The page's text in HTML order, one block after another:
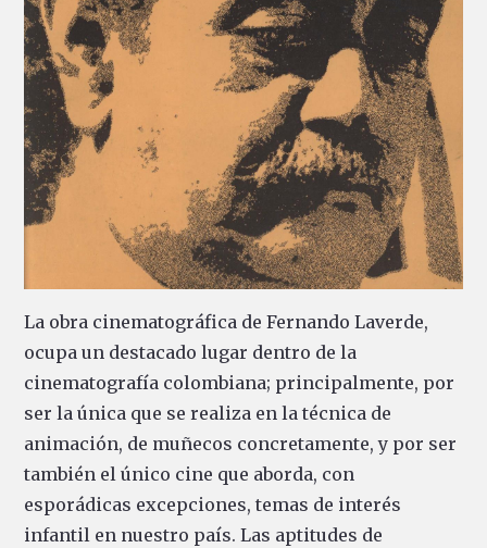
La obra cinematográfica de Fernando Laverde,
ocupa un destacado lugar dentro de la
cinematografía colombiana; principalmente, por
ser la única que se realiza en la técnica de
animación, de muñecos concretamente, y por ser
también el único cine que aborda, con
esporádicas excepciones, temas de interés
infantil en nuestro país. Las aptitudes de